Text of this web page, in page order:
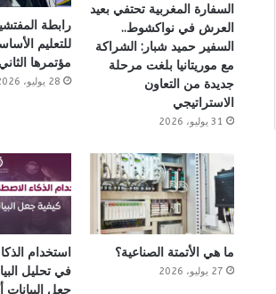
السفارة المغربية تحتفي بعيد
العرش في نواكشوط..
السفير حميد شبار: الشراكة
مع موريتانيا بلغت مرحلة
جديدة من التعاون
الاستراتيجي
31 يوليو، 2026
رابطة
للتعليم
مؤتمرها الثاني
28 يوليو، 2026
ما هي الأتمتة الصناعية؟
27 يوليو، 2026
استخدام
في تحليل
جعل البيانات